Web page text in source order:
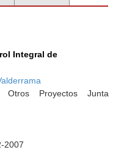
Integral de
Otros Proyectos Junta
2007